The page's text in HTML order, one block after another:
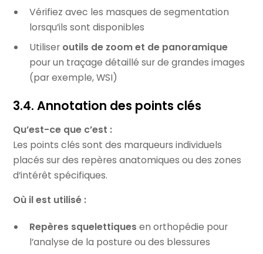
Vérifiez avec les masques de segmentation
lorsqu’ils sont disponibles
Utiliser outils de zoom et de panoramique
pour un traçage détaillé sur de grandes images
(par exemple, WSI)
3.4. Annotation des points clés
Qu’est-ce que c’est :
Les points clés sont des marqueurs individuels
placés sur des repères anatomiques ou des zones
d’intérêt spécifiques.
Où il est utilisé :
Repères squelettiques en orthopédie pour
l’analyse de la posture ou des blessures